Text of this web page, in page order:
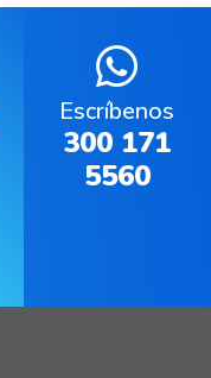
Escríbenos
300 171
5560